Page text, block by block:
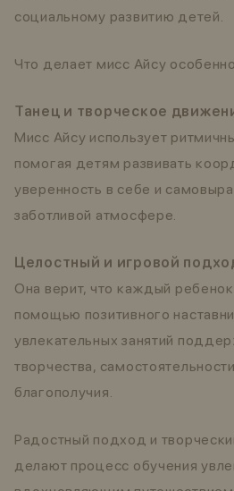
социальному развитию детей.
Что делает мисс Айсу
Танец и творческое
Мисс Айсу использует
помогая детям развивать
уверенность в себе и
заботливой атмосфере.
Целостный и игровой
Она верит, что каждый ребенок
помощью позитивного
увлекательных занятий
творчества,
благополучия.
Радостный подход и
делают процесс обучения